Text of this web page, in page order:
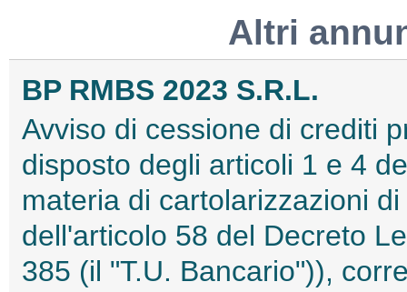
Altri
BP RMBS 2023 S.R.L.
Avviso di cessione di crediti
disposto degli articoli 1 e 4
materia di cartolarizzazioni
dell'articolo 58 del Decreto
385 (il "T.U. Bancario")),